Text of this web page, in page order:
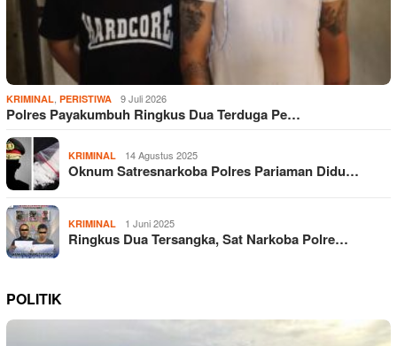
KRIMINAL PERISTIWA 9 Juli 2026
Polres Payakumbuh Ringkus Dua Terduga Pe…
KRIMINAL 14 Agustus 2025
Oknum Satresnarkoba Polres Pariaman Didu…
KRIMINAL 1 Juni 2025
Ringkus Dua Tersangka, Sat Narkoba Polre…
POLITIK